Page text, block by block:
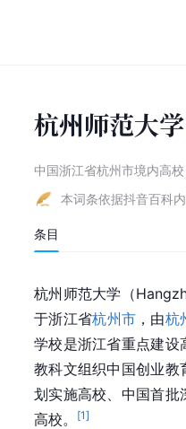
杭州师范大学
中国浙江省杭州市境内高校
本词条依据抖音百科
条目
杭州师范大学（
于浙江省杭州市 ，由杭
学校是浙江省重点建设
教科文组织中国创业教
划实施高校、中国首批
高校。
[1]